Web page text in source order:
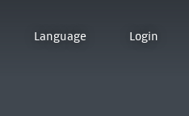
Language Login